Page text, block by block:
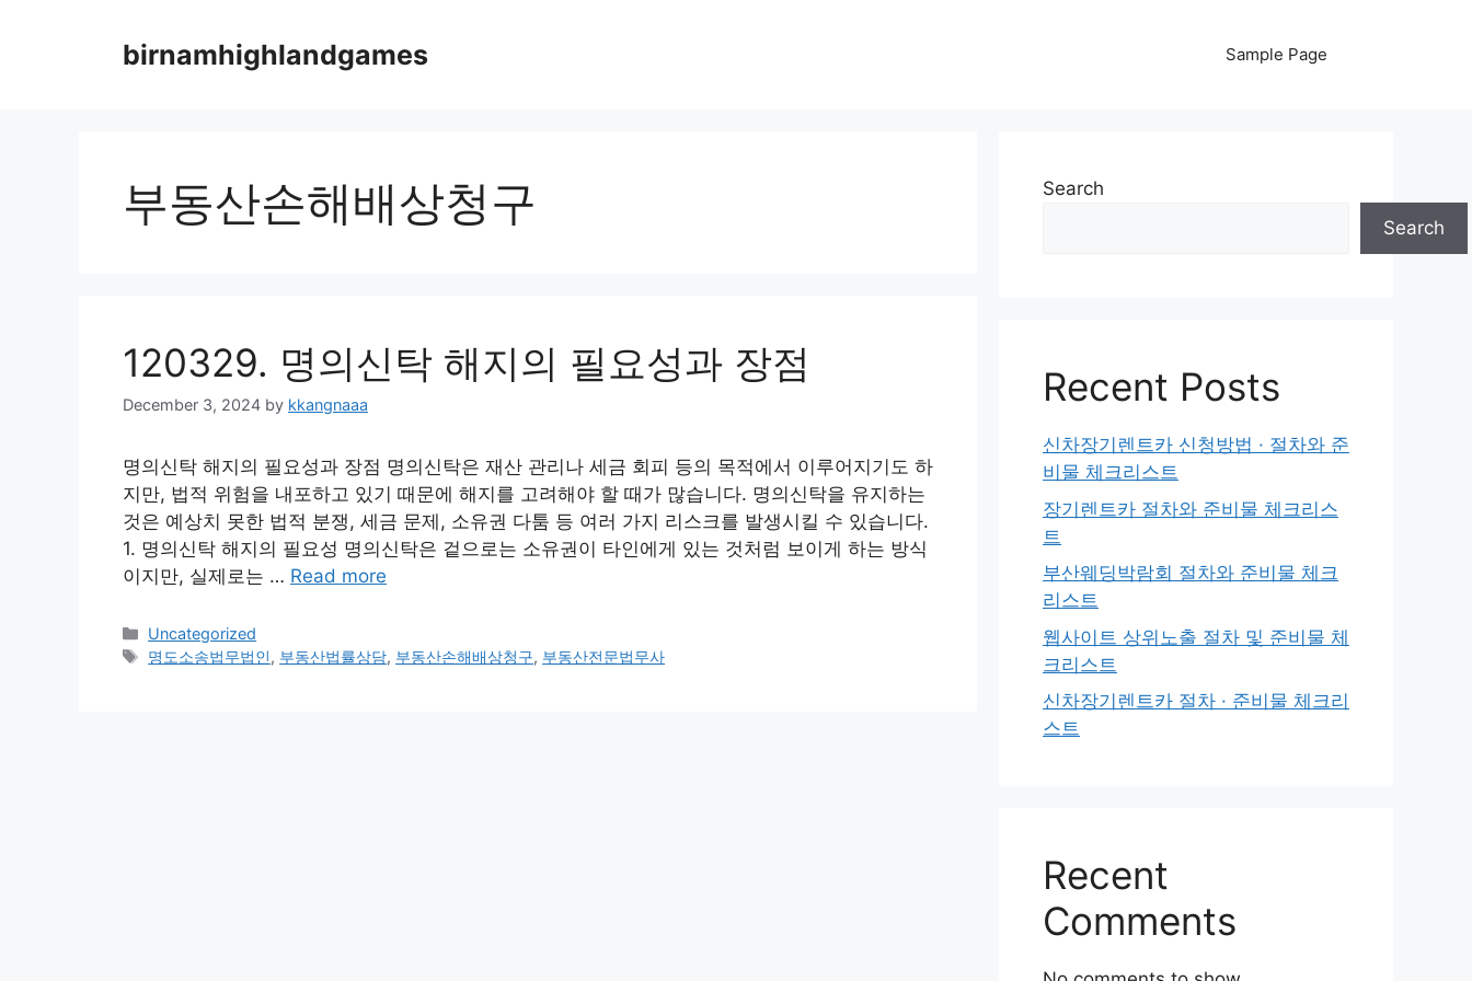
birnamhighlandgames Sample Page
부동산손해배상청구
120329. 명의신탁 해지의 필요성과 장점
December 3, 2024 by kkangnaaa
명의신탁 해지의 필요성과 장점 명의신탁은 재산 관리나 세금 회피 등의 목적에서 이루어지기도 하
지만, 법적 위험을 내포하고 있기 때문에 해지를 고려해야 할 때가 많습니다. 명의신탁을 유지하는
것은 예상치 못한 법적 분쟁, 세금 문제, 소유권 다툼 등 여러 가지 리스크를 발생시킬 수 있습니다.
1. 명의신탁 해지의 필요성 명의신탁은 겉으로는 소유권이 타인에게 있는 것처럼 보이게 하는 방식
이지만, 실제로는 … Read more
Categories
Uncategorized
Tags
명도소송법무법인, 부동산법률상담, 부동산손해배상청구, 부동산전문법무사
Search
Search
Recent Posts
신차장기렌트카 신청방법 · 절차와 준
비물 체크리스트
장기렌트카 절차와 준비물 체크리스
트
부산웨딩박람회 절차와 준비물 체크
리스트
웹사이트 상위노출 절차 및 준비물 체
크리스트
신차장기렌트카 절차 · 준비물 체크리
스트
Recent
Comments